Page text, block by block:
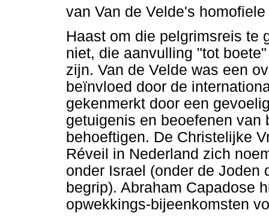
van Van de Velde's
Haast om die pelgrimsreis te
niet, die aanvulling "tot
zijn. Van de Velde was een
beïnvloed door de
gekenmerkt door een
getuigenis en beoefenen van
behoeftigen. De Christelijke
Réveil in Nederland zich
onder Israel (onder de Joden
begrip). Abraham Capadose
opwekkings-bijeenkomsten